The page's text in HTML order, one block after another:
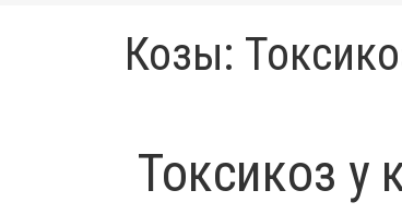
Препараты для КРС
Препараты для МРС
Козы:
Токсикоз у